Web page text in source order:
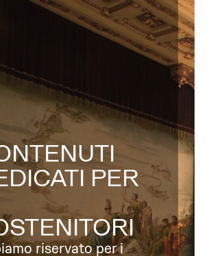
PER
riservato per i